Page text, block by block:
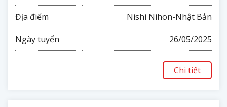
Địa điểm Nishi Nihon-Nhật Bản
Ngày tuyển 26/05/2025
Chi tiết